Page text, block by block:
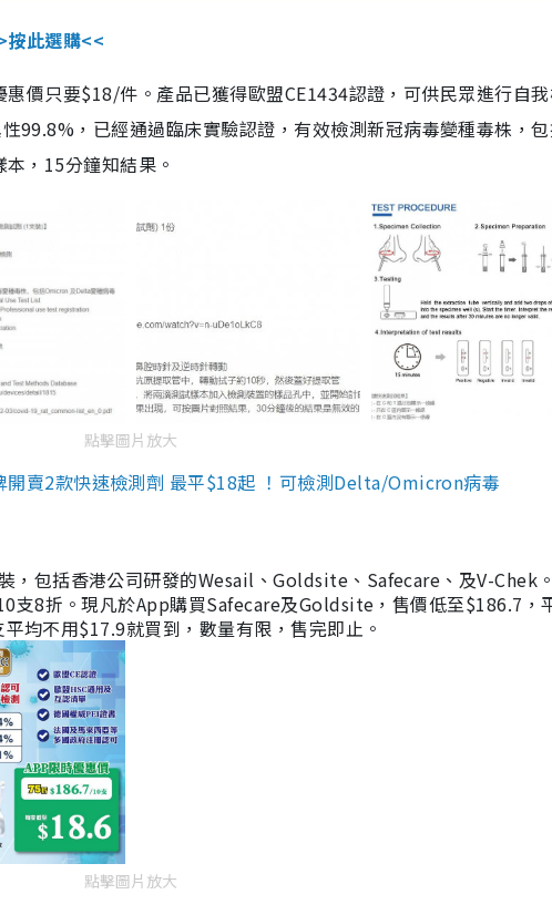
按此選購<<
價只要$18/件。產品已獲得歐盟CE1434認證，可供民眾進行自
99.8%，已經通過臨床實驗認證，有效檢測新冠病毒變種毒株，
，15分鐘知結果。
點擊圖片放大
開賣2款快速檢測劑 最平$18起 ！可檢測Delta/Omicron病毒
，包括香港公司研發的Wesail、Goldsite、Safecare、及V-Chek
支8折。現凡於App購買Safecare及Goldsite，售價低至$186.7，
均不用$17.9就買到，數量有限，售完即止。
點擊圖片放大